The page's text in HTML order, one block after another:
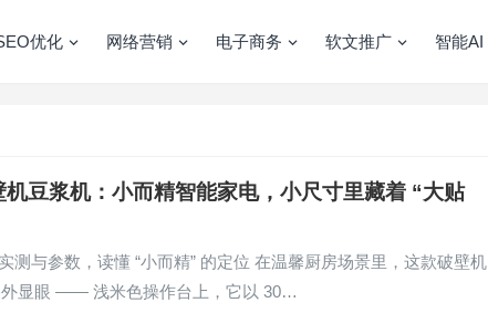
优化 网络营销 电子商务 软文推广 智能AI
豆浆机：小而精智能家电，小尺寸里藏着 “大贴
测与参数，读懂 “小而精” 的定位​ 在温馨厨房场景里，这款破壁机
外显眼 —— 浅米色操作台上，它以 30…